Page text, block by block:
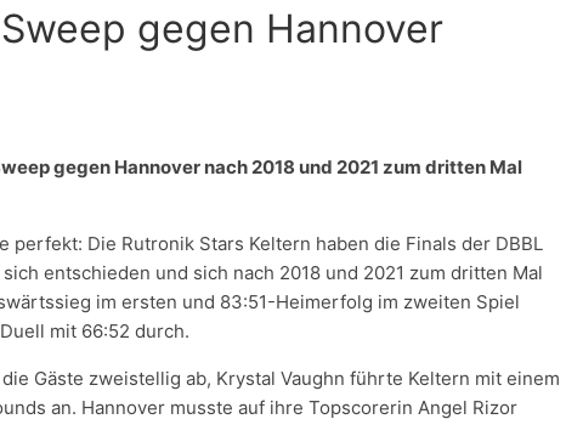
gegen Hannover
gegen Hannover nach 2018 und 2021 zum dritten Mal
perfekt: Die Rutronik Stars Keltern haben die Finals der DBBL
entschieden und sich nach 2018 und 2021 zum dritten Mal
im ersten und 83:51-Heimerfolg im zweiten Spiel
mit 66:52 durch.
Gäste zweistellig ab, Krystal Vaughn führte Keltern mit einem
an. Hannover musste auf ihre Topscorerin Angel Rizor